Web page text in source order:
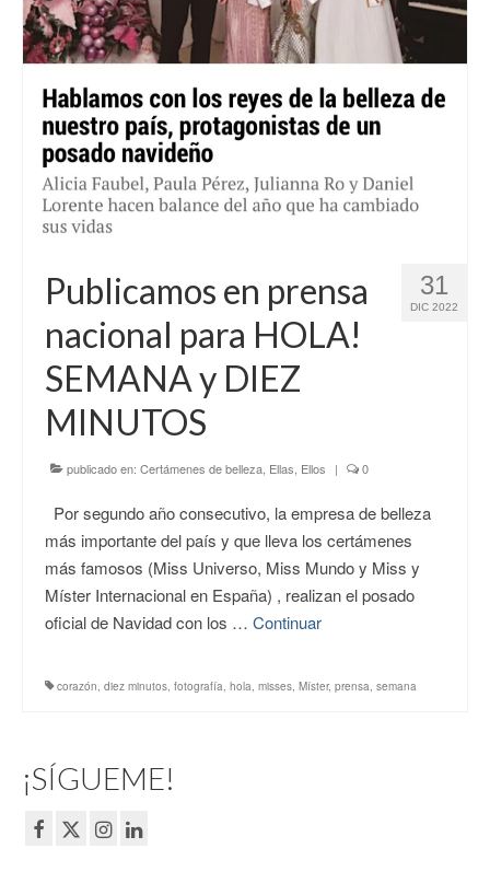
31
DIC 2022
Publicamos en prensa
nacional para HOLA!
SEMANA y DIEZ
MINUTOS
publicado en: Certámenes de belleza Ellas Ellos | 0
Por segundo año consecutivo, la empresa de belleza
más importante del país y que lleva los certámenes
más famosos (Miss Universo, Miss Mundo y Miss y
Míster Internacional en España) , realizan el posado
oficial de Navidad con los … Continuar
corazón diez minutos fotografía hola misses Míster, prensa semana
¡SÍGUEME!